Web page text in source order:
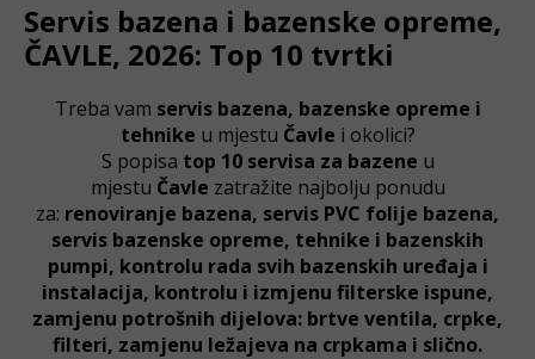
Servis bazena i bazenske opreme,
ČAVLE, 2026: Top 10 tvrtki
Treba vam servis bazena, bazenske opreme i
tehnike u mjestu Čavle i okolici?
S popisa top 10 servisa za bazene u
mjestu Čavle zatražite najbolju ponudu
za: renoviranje bazena, servis PVC folije bazena,
servis bazenske opreme, tehnike i bazenskih
pumpi, kontrolu rada svih bazenskih uređaja i
instalacija, kontrolu i izmjenu filterske ispune,
zamjenu potrošnih dijelova: brtve ventila, crpke,
filteri, zamjenu ležajeva na crpkama i slično.